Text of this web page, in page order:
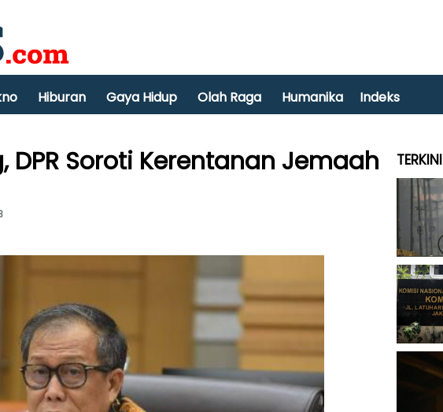
Hiburan Gaya Hidup Olah Raga Humanika Indeks
DPR Soroti Kerentanan Jemaah
TERKINI